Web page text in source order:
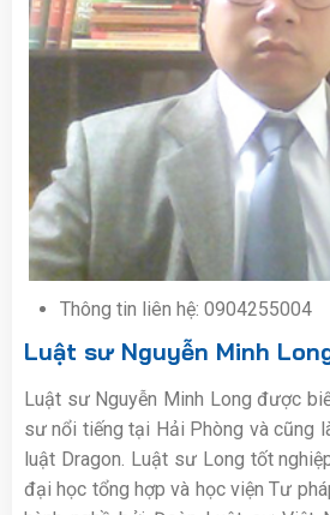
Thông tin liên hệ: 0904255004
Luật sư Nguyễn Minh
Luật sư Nguyễn Minh Long được
sư nổi tiếng tại Hải Phòng và cũng
luật Dragon. Luật sư Long tốt
đại học tổng hợp và học viện Tư